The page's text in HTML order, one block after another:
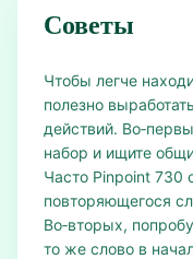
Советы
Чтобы легче
полезно
действий.
набор и ищите
Часто Pinpoint 730
повторяющегося
Во‑вторых,
то же слово в